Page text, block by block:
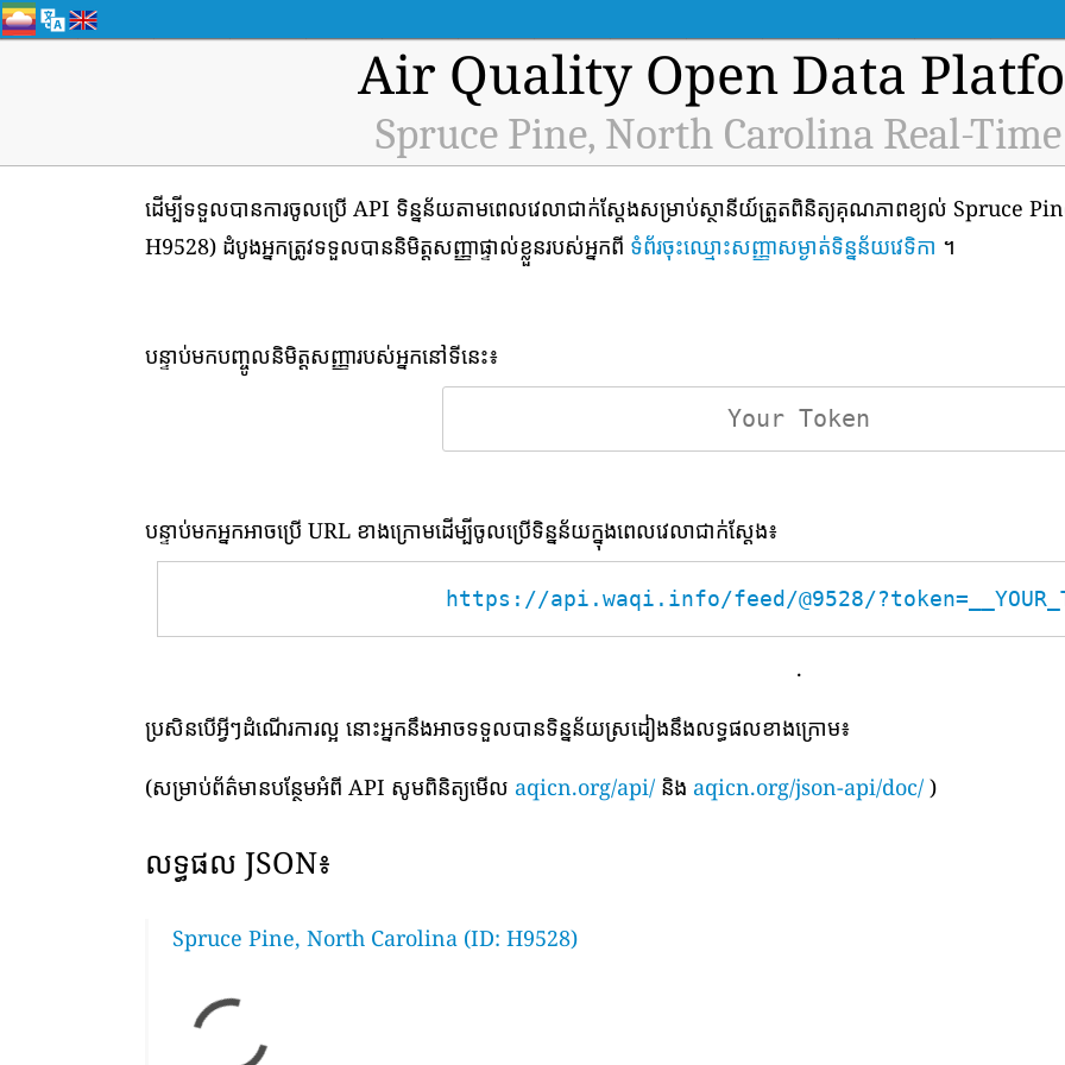
Air Quality Open Data
Spruce Pine, North Carolina Real-
ដើម្បីទទួលបានការចូលប្រើ API ទិន្នន័យតាមពេលវេលាជាក់ស្តែងសម្រាប់ស្ថានីយ៍ត្រួតពិនិត្យគុណភាពខ្យល់ Spruce
H9528) ដំបូងអ្នកត្រូវទទួលបាននិមិត្តសញ្ញាផ្ទាល់ខ្លួនរបស់អ្នកពី ទំព័រចុះឈ្មោះសញ្ញាសម្ងាត់ទិន្នន័យវេទិកា ។
បន្ទាប់មកបញ្ចូលនិមិត្តសញ្ញារបស់អ្នកនៅទីនេះ៖
បន្ទាប់មកអ្នកអាចប្រើ URL ខាងក្រោមដើម្បីចូលប្រើទិន្នន័យក្នុងពេលវេលាជាក់ស្តែង៖
https://api.waqi.info/feed/@9528/
.
ប្រសិនបើអ្វីៗដំណើរការល្អ នោះអ្នកនឹងអាចទទួលបានទិន្នន័យស្រដៀងនឹងលទ្ធផលខាងក្រោម៖
(សម្រាប់ព័ត៌មានបន្ថែមអំពី API សូមពិនិត្យមើល aqicn.org/api/ និង aqicn.org/json-api/doc/ )
លទ្ធផល JSON៖
Spruce Pine, North Carolina (ID: H9528)